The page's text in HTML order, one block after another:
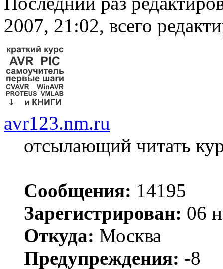
2007, 21:02, всего
avr123.nm.ru
отсылающий читать
Сообщения: 14195
Зарегистрирован: 06
Откуда: Москва
Предупреждения: -8